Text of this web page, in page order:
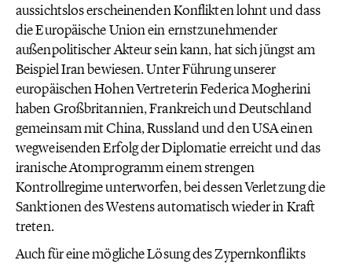
aussichtslos erscheinenden Konflikten lohnt und dass
die Europäische Union ein ernstzunehmender
außenpolitischer Akteur sein kann, hat sich jüngst am
Beispiel Iran bewiesen. Unter Führung unserer
europäischen Hohen Vertreterin Federica Mogherini
haben Großbritannien, Frankreich und Deutschland
gemeinsam mit China, Russland und den USA einen
wegweisenden Erfolg der Diplomatie erreicht und das
iranische Atomprogramm einem strengen
Kontrollregime unterworfen, bei dessen Verletzung die
Sanktionen des Westens automatisch wieder in Kraft
treten.
Auch für eine mögliche Lösung des Zypernkonflikts